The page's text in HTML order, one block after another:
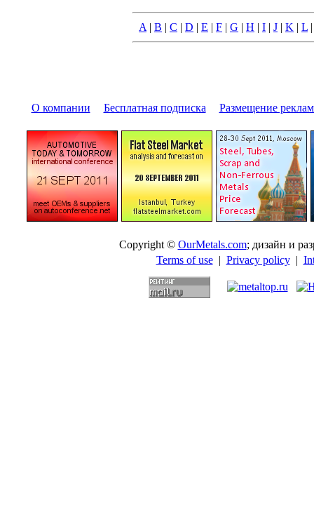
A | B | C | D | E | F | G | H | I | J | K | L
О компании Бесплатная подписка Размещение
Copyright © OurMetals.com; дизайн и
Terms of use| Privacy policy|